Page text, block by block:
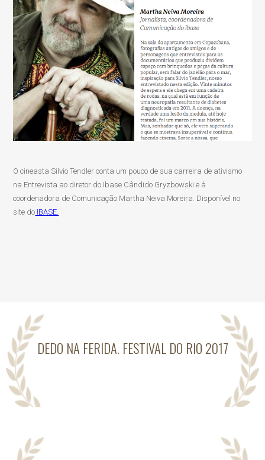
O cineasta Silvio Tendler conta um pouco de sua carreira de ativismo
na Entrevista ao diretor do Ibase Cândido Gryzbowski e à
coordenadora de Comunicação Martha Neiva Moreira. Disponível no
site do IBASE.
DEDO NA FERIDA. FESTIVAL DO RIO 2017